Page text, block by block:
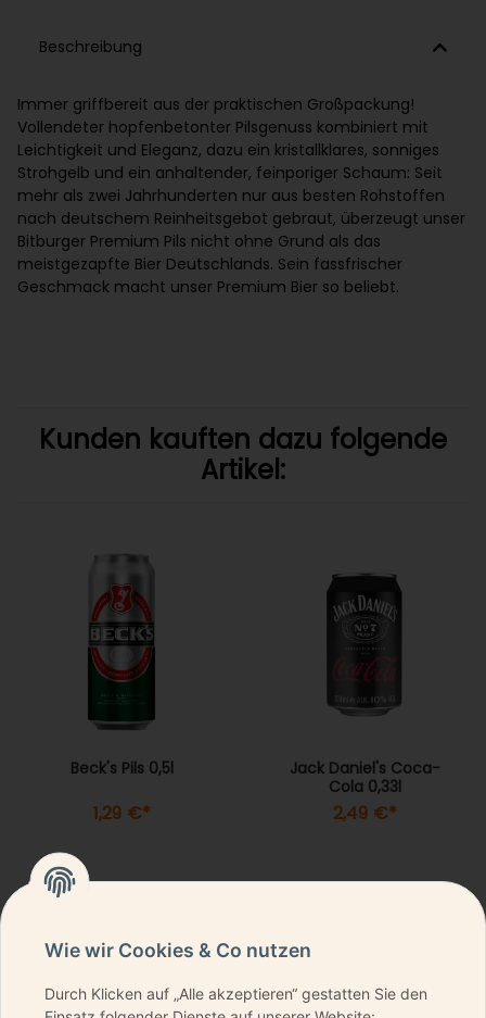
Beschreibung
Immer griffbereit aus der praktischen Großpackung!
Vollendeter hopfenbetonter Pilsgenuss kombiniert mit
Leichtigkeit und Eleganz, dazu ein kristallklares, sonniges
Strohgelb und ein anhaltender, feinporiger Schaum: Seit
mehr als zwei Jahrhunderten nur aus besten Rohstoffen
nach deutschem Reinheitsgebot gebraut, überzeugt unser
Bitburger Premium Pils nicht ohne Grund als das
meistgezapfte Bier Deutschlands. Sein fassfrischer
Geschmack macht unser Premium Bier so beliebt.
Kunden kauften dazu folgende
Artikel:
Beck's Pils 0,5l
1,29 €*
Jack Daniel's Coca-
Cola 0,33l
2,49 €*
NEWSLETTER ABONNIEREN & KEINE DEALS
Wie wir Cookies & Co nutzen
Durch Klicken auf „Alle akzeptieren“ gestatten Sie den